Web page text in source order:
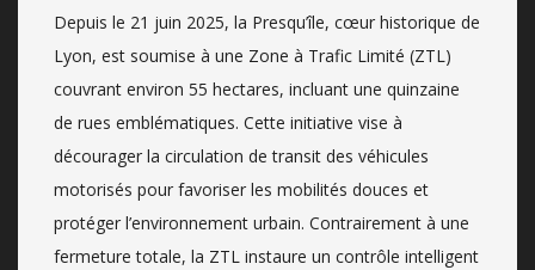
Depuis le 21 juin 2025, la Presqu’île, cœur historique de
Lyon, est soumise à une Zone à Trafic Limité (ZTL)
couvrant environ 55 hectares, incluant une quinzaine
de rues emblématiques. Cette initiative vise à
décourager la circulation de transit des véhicules
motorisés pour favoriser les mobilités douces et
protéger l’environnement urbain. Contrairement à une
fermeture totale, la ZTL instaure un contrôle intelligent